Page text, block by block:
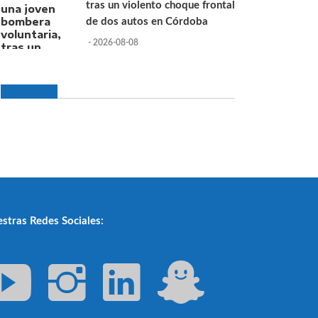
tras un violento choque frontal
de dos autos en Córdoba
- 2026-08-08
Redes Sociales: